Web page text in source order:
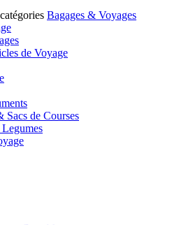
Bagages & Voyages
de Voyage
Sacs de Courses
Legumes